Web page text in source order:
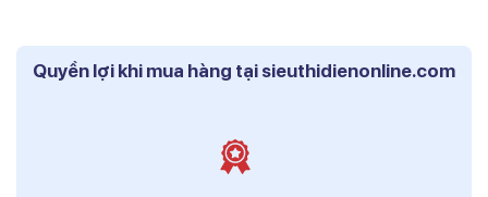
0916 804 808
Mr Trâm - Điện Thái Dương
Quyền lợi khi mua hàng tại sieuthidienonline.com